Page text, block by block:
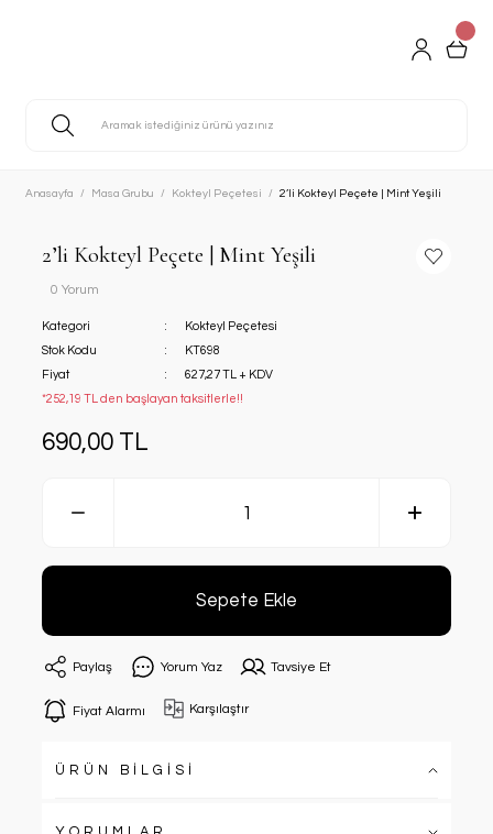
Anasayfa Masa Grubu Kokteyl Peçetesi 2’li Kokteyl Peçete | Mint Yeşili
2’li Kokteyl Peçete | Mint Yeşili
0 Yorum
Kategori
Kokteyl Peçetesi
Stok Kodu
KT698
Fiyat
627,27 TL + KDV
*252,19 TL den başlayan taksitlerle!!
690,00 TL
Sepete Ekle
Paylaş Yorum Yaz Tavsiye Et
Fiyat Alarmı Karşılaştır
ÜRÜN BİLGİSİ